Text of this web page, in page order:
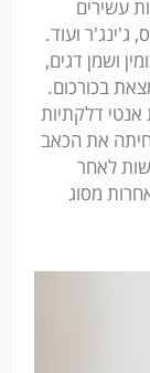
עשירים
ג'ינג'ר ועוד.
ושמן דגים,
בכורכום.
אנטי דלקתיות
את הכאב
לאחר
מסוג